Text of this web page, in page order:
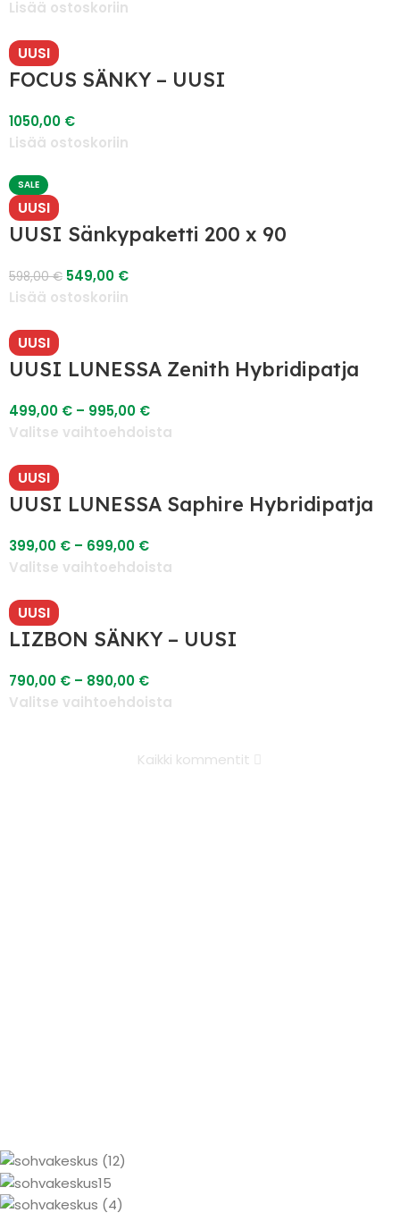
Lisää ostoskoriin
UUSI
FOCUS SÄNKY – UUSI
1050,00 €
Lisää ostoskoriin
SALE
UUSI
UUSI Sänkypaketti 200 x 90
598,00€ 549,00 €
Lisää ostoskoriin
UUSI
UUSI LUNESSA Zenith Hybridipatja
499,00 € – 995,00 €
Valitse vaihtoehdoista
UUSI
UUSI LUNESSA Saphire Hybridipatja
399,00 € – 699,00 €
Valitse vaihtoehdoista
UUSI
LIZBON SÄNKY – UUSI
790,00 € – 890,00 €
Valitse vaihtoehdoista
Kaikki kommentit